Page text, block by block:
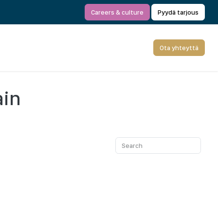
Careers & culture Pyydä tarjous
Ota yhteyttä